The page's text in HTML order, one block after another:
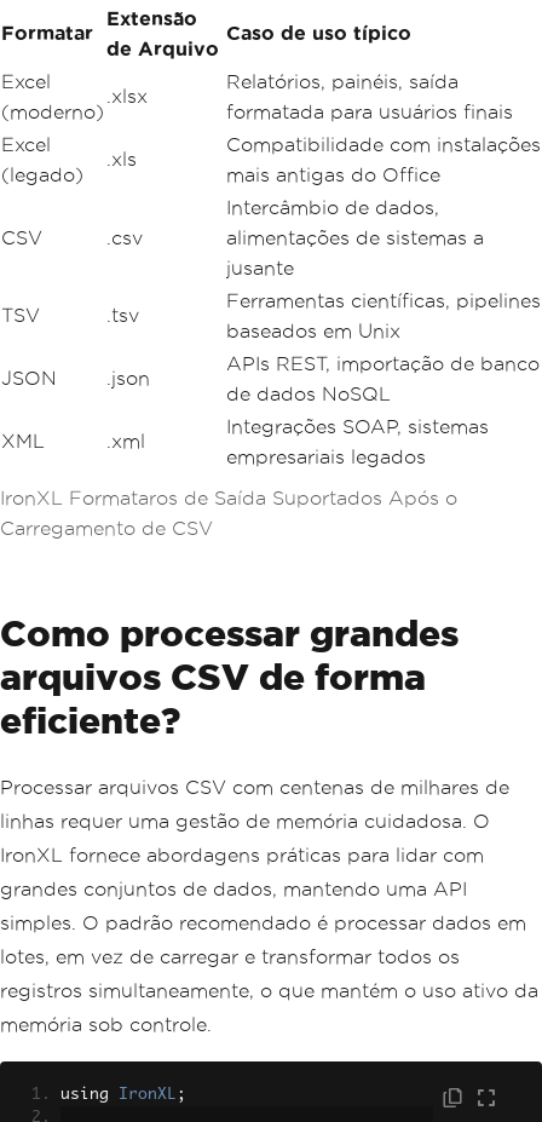
IronXL Formataros de Saída Suportados Após o
Carregamento de CSV
Formatar
Extensão
de Arquivo
Caso de uso típico
Excel
(moderno)
.xlsx
Relatórios, painéis, saída
formatada para usuários finais
Excel
(legado)
.xls
Compatibilidade com instalações
mais antigas do Office
CSV .csv
Intercâmbio de dados,
alimentações de sistemas a
jusante
TSV .tsv
Ferramentas científicas, pipelines
baseados em Unix
JSON .json
APIs REST, importação de banco
de dados NoSQL
XML .xml
Integrações SOAP, sistemas
empresariais legados
Como processar grandes
arquivos CSV de forma
eficiente?
Processar arquivos CSV com centenas de milhares de
linhas requer uma gestão de memória cuidadosa. O
IronXL fornece abordagens práticas para lidar com
grandes conjuntos de dados, mantendo uma API
simples. O padrão recomendado é processar dados em
lotes, em vez de carregar e transformar todos os
registros simultaneamente, o que mantém o uso ativo da
memória sob controle.
using IronXL ;